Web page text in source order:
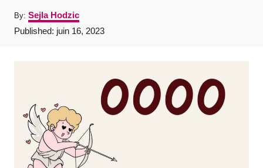
By: A
u
t
Sejla Hodzic
P
Published: juin 16, 2023